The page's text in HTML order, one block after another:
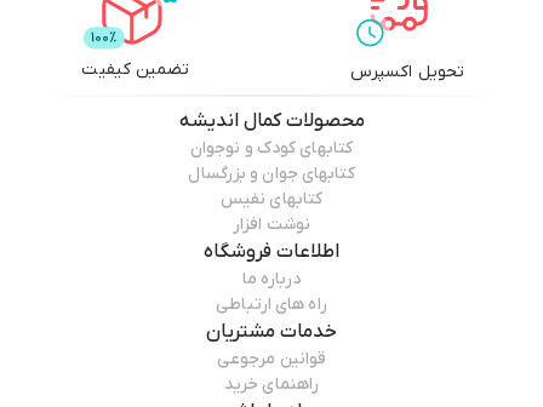
تحویل اکسپرس تضمین کیفیت
محصولاتکمال اندیشه
کتابهای کودک و نوجوان
کتابهای جوان و بزرگسال
کتابهای نفیس
نوشت افزار
اطلاعات فروشگاه
درباره ما
راه های ارتباطی
خدمات مشتریان
قوانین مرجوعی
راهنمای خرید